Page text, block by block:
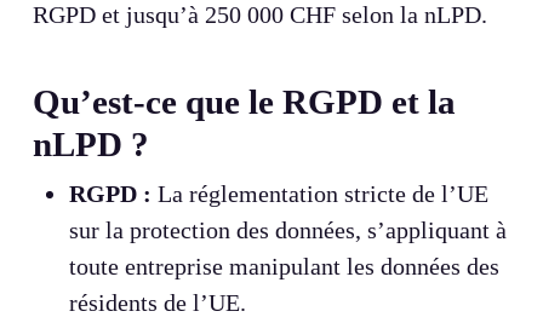
RGPD et jusqu’à 250 000 CHF selon la nLPD.
Qu’est-ce que le RGPD et la
nLPD ?
RGPD : La réglementation stricte de l’UE
sur la protection des données, s’appliquant à
toute entreprise manipulant les données des
résidents de l’UE.